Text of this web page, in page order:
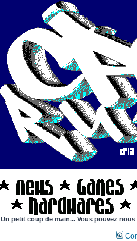
Un petit coup de main... Vous pouvez